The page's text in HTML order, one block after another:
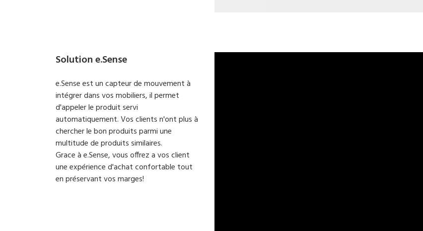
Solution e.Sense
e.Sense est un capteur de mouvement à
intégrer dans vos mobiliers, il permet
d'appeler le produit servi
automatiquement. Vos clients n'ont plus à
chercher le bon produits parmi une
multitude de produits similaires.
Grace à e.Sense, vous offrez a vos client
une expérience d'achat confortable tout
en préservant vos marges!